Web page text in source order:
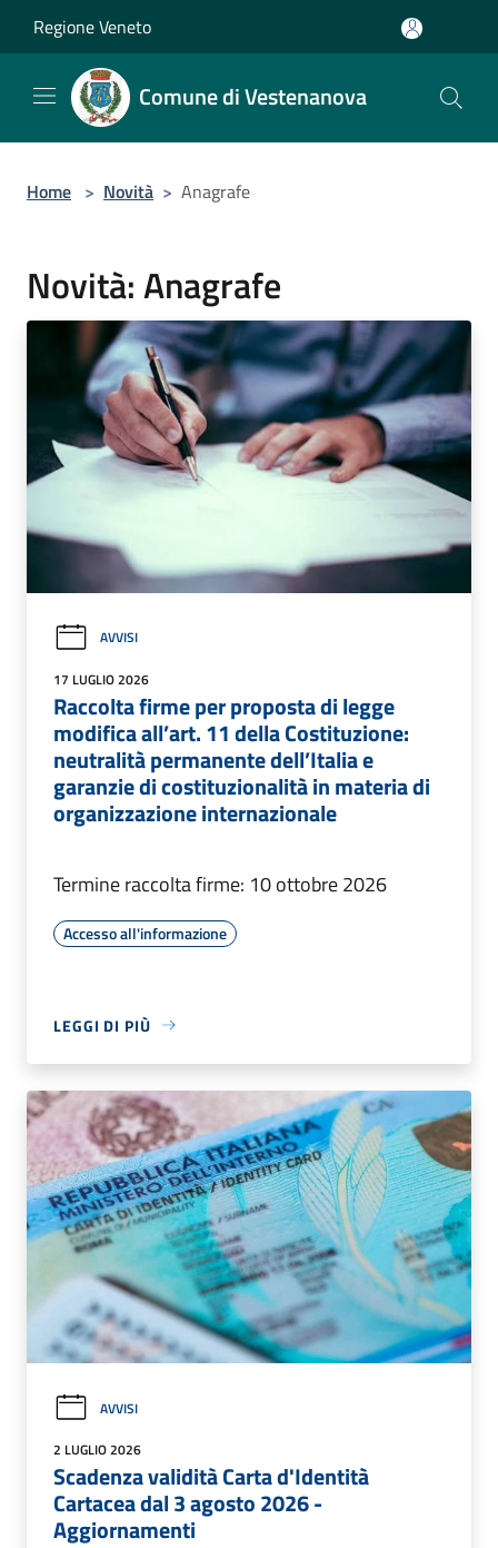
Regione Veneto
Comune di Vestenanova
Home > Novità > Anagrafe
Novità: Anagrafe
AVVISI
17 LUGLIO 2026
Raccolta firme per proposta di legge
modifica all’art. 11 della Costituzione:
neutralità permanente dell’Italia e
garanzie di costituzionalità in materia di
organizzazione internazionale
Termine raccolta firme: 10 ottobre 2026
Accesso all'informazione
LEGGI DI PIÙ
AVVISI
2 LUGLIO 2026
Scadenza validità Carta d'Identità
Cartacea dal 3 agosto 2026 -
Aggiornamenti